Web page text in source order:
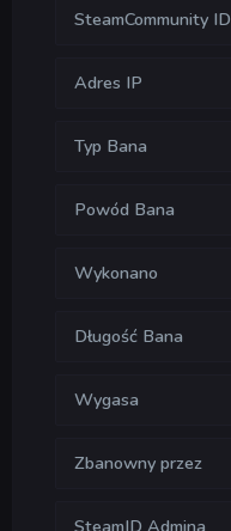
SteamCommunity ID
Adres IP
Typ Bana
Powód Bana
Wykonano
Długość Bana
Wygasa
Zbanowny przez
SteamID Admina